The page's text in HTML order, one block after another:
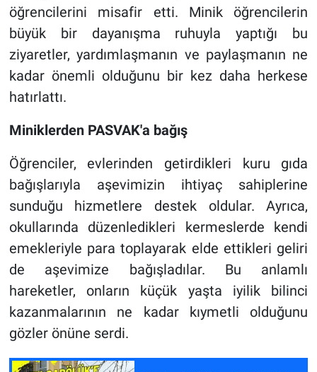
öğrencilerini misafir etti. Minik öğrencilerin
büyük bir dayanışma ruhuyla yaptığı bu
ziyaretler, yardımlaşmanın ve paylaşmanın ne
kadar önemli olduğunu bir kez daha herkese
hatırlattı.
Miniklerden PASVAK'a bağış
Öğrenciler, evlerinden getirdikleri kuru gıda
bağışlarıyla aşevimizin ihtiyaç sahiplerine
sunduğu hizmetlere destek oldular. Ayrıca,
okullarında düzenledikleri kermeslerde kendi
emekleriyle para toplayarak elde ettikleri geliri
de aşevimize bağışladılar. Bu anlamlı
hareketler, onların küçük yaşta iyilik bilinci
kazanmalarının ne kadar kıymetli olduğunu
gözler önüne serdi.